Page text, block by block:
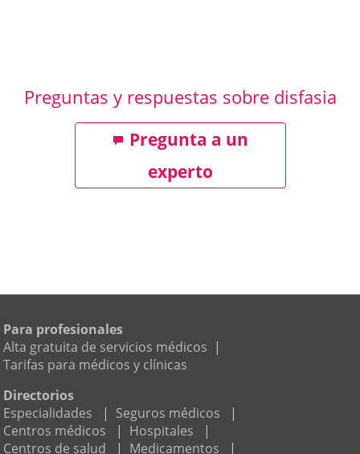
Preguntas y respuestas sobre disfasia
Pregunta a un
experto
Para profesionales
Alta gratuita de servicios médicos |
Tarifas para médicos y clínicas
Directorios
Especialidades
| Seguros médicos
|
Centros médicos
| Hospitales
|
Centros de salud
| Medicamentos |